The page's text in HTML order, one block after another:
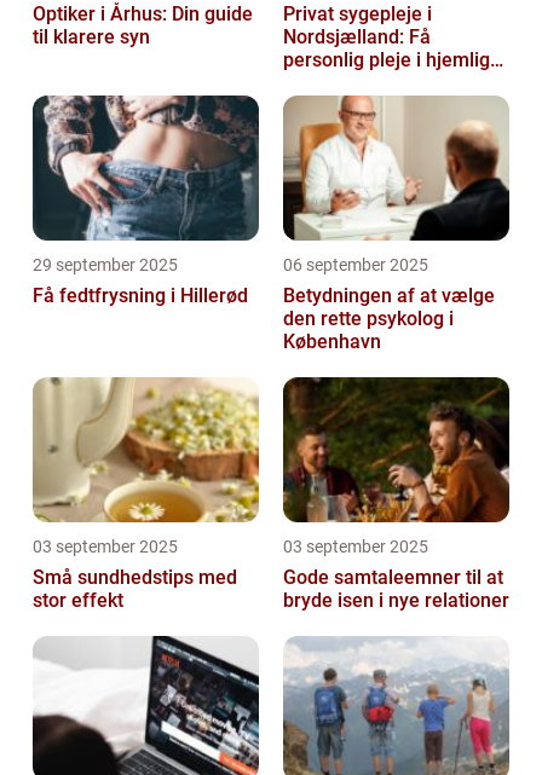
Optiker i Århus: Din guide
til klarere syn
Privat sygepleje i
Nordsjælland: Få
personlig pleje i hjemlige
29 september 2025
Få fedtfrysning i Hillerød
06 september 2025
Betydningen af at vælge
den rette psykolog i
København
03 september 2025
Små sundhedstips med
stor effekt
03 september 2025
Gode samtaleemner til at
bryde isen i nye relationer